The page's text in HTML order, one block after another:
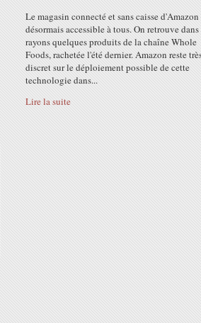
Le magasin connecté et sans caisse d'Amazon
désormais accessible à tous. On retrouve dans
rayons quelques produits de la chaîne Whole
Foods, rachetée l'été dernier. Amazon reste
discret sur le déploiement possible de cette
technologie dans...
Lire la suite